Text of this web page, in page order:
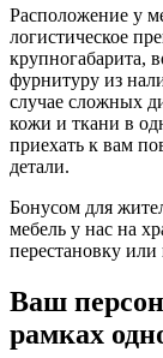
Расположение у
логистическое
крупногабарита,
фурнитуру из
случае сложных
кожи и ткани в
приехать к вам
детали.
Бонусом для
мебель у нас на
перестановку
Ваш
рамках